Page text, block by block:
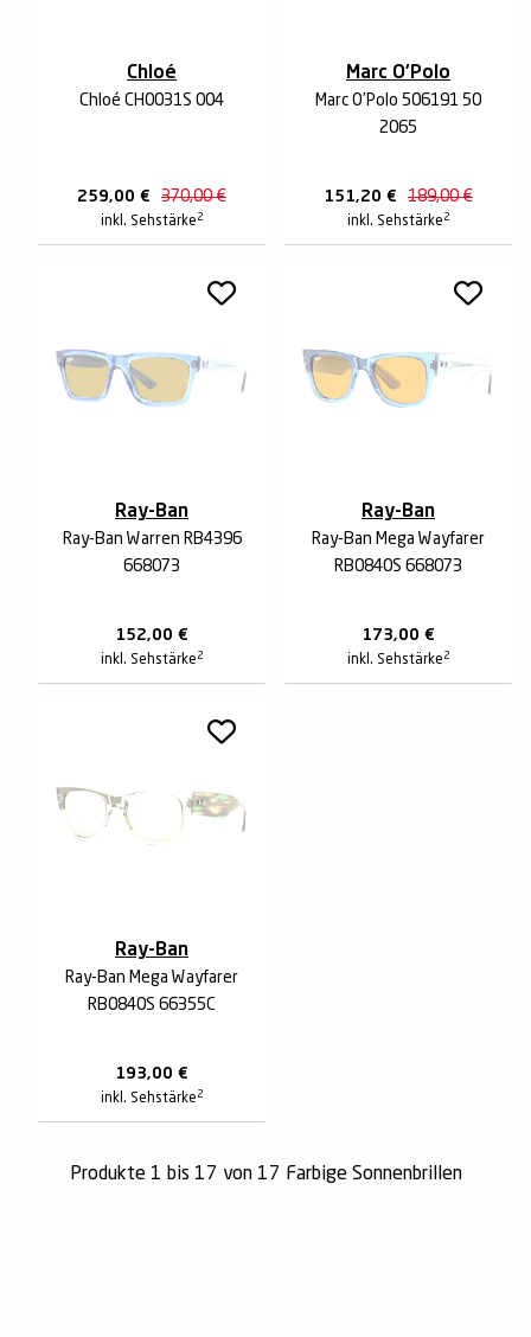
Chloé
Chloé CH0031S 004
259,00€ 370,00€
inkl. Sehstärke 2
Marc O'Polo
Marc O'Polo 506191 50
2065
151,20€ 189,00€
inkl. Sehstärke 2
Ray-Ban
Ray-Ban Warren RB4396
668073
152,00 €
inkl. Sehstärke 2
Ray-Ban
Ray-Ban Mega Wayfarer
RB0840S 668073
173,00 €
inkl. Sehstärke 2
Ray-Ban
Ray-Ban Mega Wayfarer
RB0840S 66355C
193,00 €
inkl. Sehstärke 2
Produkte 1 bis 17 von 17 Farbige Sonnenbrillen